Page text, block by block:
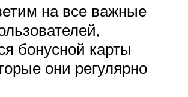
на все важные
бонусной карты
они регулярно